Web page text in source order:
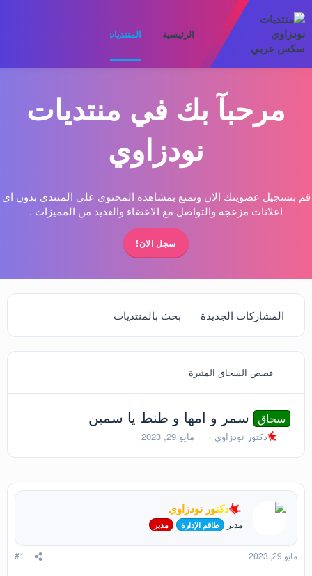
الرئيسية المنتديات
مرحبآ بك في منتديات
نودزاوي
قم بتسجيل عضويتك الان وتمتع بمشاهده المحتوي علي المنتدي بدون اي
اعلانات مزعجه والتواصل مع الاعضاء والعديد من المميزات .
سجل الان!
المشاركات الجديدة بحث بالمنتديات
قصص السحاق المثيرة
سحاق سمر و امها و طنط يا سمين
ب
د
ا
م
و
ع
دكتور نودزاوي
ت
ر
خ
ل
ب
د
ء
مايو 29, 2023
دكتور نودزاوي
مدير طاقم الإدارة مدير
مايو 29, 2023 #1